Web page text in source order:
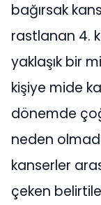
bağırsak
rastlanan 4.
yaklaşık bir
kişiye mide
dönemde
neden
kanserler
çeken